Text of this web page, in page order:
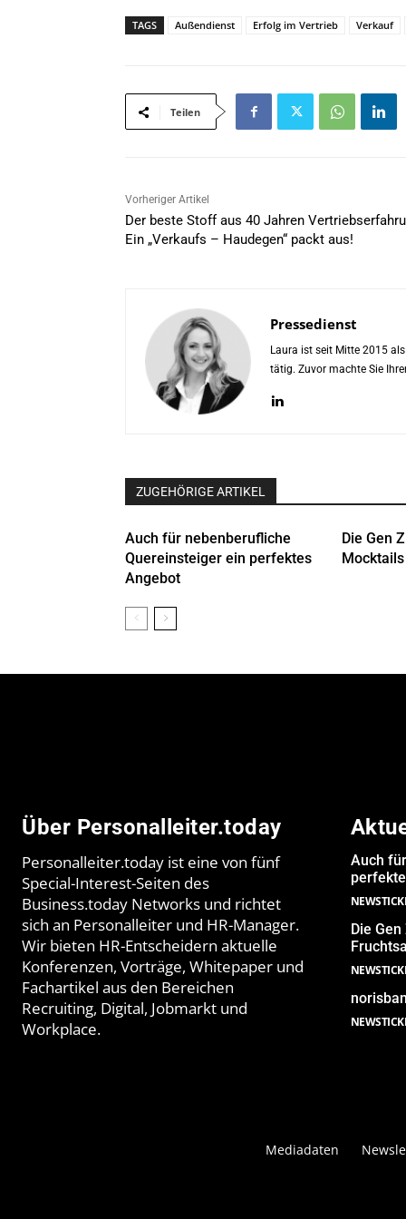
TAGS Außendienst Erfolg im Vertrieb Verkauf
Teilen
Vorheriger Artikel
Der beste Stoff aus 40 Jahren
Ein „Verkaufs – Haudegen“ packt aus!
Pressedienst
Laura ist seit Mitte 2015
tätig. Zuvor machte Sie
ZUGEHÖRIGE ARTIKEL
Auch für nebenberufliche
Quereinsteiger ein perfektes
Angebot
Die Gen
Über Personalleiter.today
Personalleiter.today ist eine von fünf
Special-Interest-Seiten des
Business.today Networks und richtet
sich an Personalleiter und HR-Manager.
Wir bieten HR-Entscheidern aktuelle
Konferenzen, Vorträge, Whitepaper und
Fachartikel aus den Bereichen
Recruiting, Digital, Jobmarkt und
Workplace.
Auch
Die
Mediadaten